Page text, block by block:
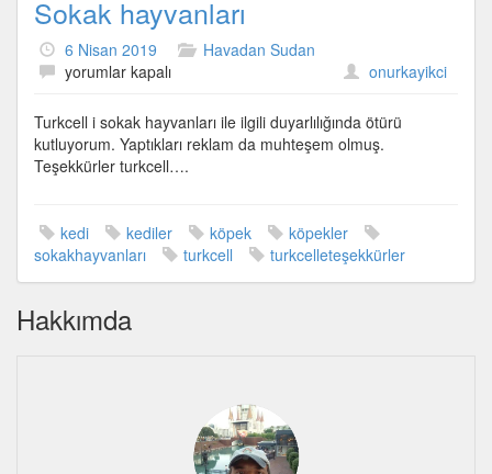
Sokak hayvanları
6 Nisan 2019
Havadan Sudan
Sokak
için
yorumlar kapalı onurkayikci
Turkcell i sokak hayvanları ile ilgili duyarlılığında ötürü
kutluyorum. Yaptıkları reklam da muhteşem olmuş.
Teşekkürler turkcell….
kedi kediler köpek
köpekler
sokakhayvanları
turkcell turkcelleteşekkürler
Hakkımda